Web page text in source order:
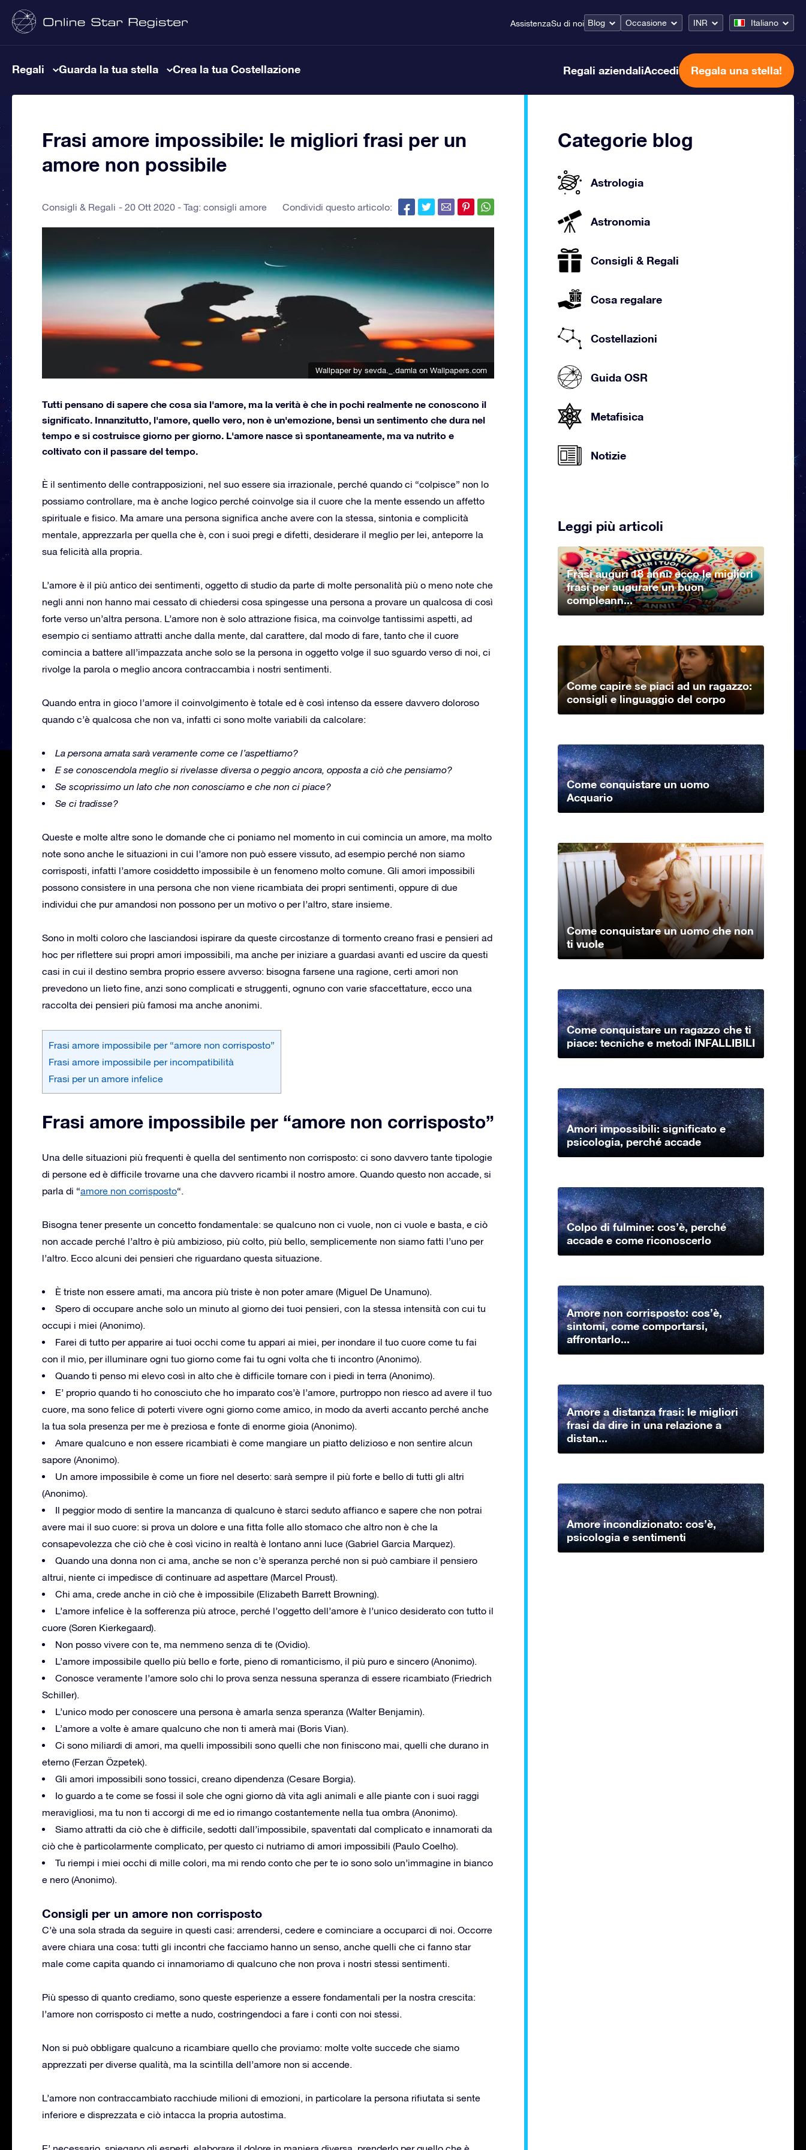
AssistenzaSu di noi Blog Occasione INR Italiano
Regali Guarda la tua stella Crea la tua Costellazione Regali aziendaliAccedi Regala una stella!
Frasi amore impossibile: le migliori frasi per un
amore non possibile
Consigli & Regali 20 Ott 2020 - Tag: consigli amore Condividi questo articolo:
Wallpaper by sevda._.damla on Wallpapers.com
Tutti pensano di sapere che cosa sia l'amore, ma la verità è che in pochi realmente ne conoscono il
significato. Innanzitutto, l'amore, quello vero, non è un'emozione, bensì un sentimento che dura nel
tempo e si costruisce giorno per giorno. L'amore nasce sì spontaneamente, ma va nutrito e
coltivato con il passare del tempo.
È il sentimento delle contrapposizioni, nel suo essere sia irrazionale, perché quando ci “colpisce” non lo
possiamo controllare, ma è anche logico perché coinvolge sia il cuore che la mente essendo un affetto
spirituale e fisico. Ma amare una persona significa anche avere con la stessa, sintonia e complicità
mentale, apprezzarla per quella che è, con i suoi pregi e difetti, desiderare il meglio per lei, anteporre la
sua felicità alla propria.
L’amore è il più antico dei sentimenti, oggetto di studio da parte di molte personalità più o meno note che
negli anni non hanno mai cessato di chiedersi cosa spingesse una persona a provare un qualcosa di così
forte verso un’altra persona. L’amore non è solo attrazione fisica, ma coinvolge tantissimi aspetti, ad
esempio ci sentiamo attratti anche dalla mente, dal carattere, dal modo di fare, tanto che il cuore
comincia a battere all’impazzata anche solo se la persona in oggetto volge il suo sguardo verso di noi, ci
rivolge la parola o meglio ancora contraccambia i nostri sentimenti.
Quando entra in gioco l’amore il coinvolgimento è totale ed è così intenso da essere davvero doloroso
quando c’è qualcosa che non va, infatti ci sono molte variabili da calcolare:
La persona amata sarà veramente come ce l’aspettiamo?
E se conoscendola meglio si rivelasse diversa o peggio ancora, opposta a ciò che pensiamo?
Se scoprissimo un lato che non conosciamo e che non ci piace?
Se ci tradisse?
Queste e molte altre sono le domande che ci poniamo nel momento in cui comincia un amore, ma molto
note sono anche le situazioni in cui l’amore non può essere vissuto, ad esempio perché non siamo
corrisposti, infatti l’amore cosiddetto impossibile è un fenomeno molto comune. Gli amori impossibili
possono consistere in una persona che non viene ricambiata dei propri sentimenti, oppure di due
individui che pur amandosi non possono per un motivo o per l’altro, stare insieme.
Sono in molti coloro che lasciandosi ispirare da queste circostanze di tormento creano frasi e pensieri ad
hoc per riflettere sui propri amori impossibili, ma anche per iniziare a guardasi avanti ed uscire da questi
casi in cui il destino sembra proprio essere avverso: bisogna farsene una ragione, certi amori non
prevedono un lieto fine, anzi sono complicati e struggenti, ognuno con varie sfaccettature, ecco una
raccolta dei pensieri più famosi ma anche anonimi.
Frasi amore impossibile per “amore non corrisposto”
Frasi amore impossibile per incompatibilità
Frasi per un amore infelice
Frasi amore impossibile per “amore non corrisposto”
Una delle situazioni più frequenti è quella del sentimento non corrisposto: ci sono davvero tante tipologie
di persone ed è difficile trovarne una che davvero ricambi il nostro amore. Quando questo non accade, si
parla di “amore non corrisposto“.
Bisogna tener presente un concetto fondamentale: se qualcuno non ci vuole, non ci vuole e basta, e ciò
non accade perché l’altro è più ambizioso, più colto, più bello, semplicemente non siamo fatti l’uno per
l’altro. Ecco alcuni dei pensieri che riguardano questa situazione.
È triste non essere amati, ma ancora più triste è non poter amare (Miguel De Unamuno).
Spero di occupare anche solo un minuto al giorno dei tuoi pensieri, con la stessa intensità con cui tu
occupi i miei (Anonimo).
Farei di tutto per apparire ai tuoi occhi come tu appari ai miei, per inondare il tuo cuore come tu fai
con il mio, per illuminare ogni tuo giorno come fai tu ogni volta che ti incontro (Anonimo).
Quando ti penso mi elevo così in alto che è difficile tornare con i piedi in terra (Anonimo).
E’ proprio quando ti ho conosciuto che ho imparato cos’è l’amore, purtroppo non riesco ad avere il tuo
cuore, ma sono felice di poterti vivere ogni giorno come amico, in modo da averti accanto perché anche
la tua sola presenza per me è preziosa e fonte di enorme gioia (Anonimo).
Amare qualcuno e non essere ricambiati è come mangiare un piatto delizioso e non sentire alcun
sapore (Anonimo).
Un amore impossibile è come un fiore nel deserto: sarà sempre il più forte e bello di tutti gli altri
(Anonimo).
Il peggior modo di sentire la mancanza di qualcuno è starci seduto affianco e sapere che non potrai
avere mai il suo cuore: si prova un dolore e una fitta folle allo stomaco che altro non è che la
consapevolezza che ciò che è così vicino in realtà è lontano anni luce (Gabriel Garcia Marquez).
Quando una donna non ci ama, anche se non c’è speranza perché non si può cambiare il pensiero
altrui, niente ci impedisce di continuare ad aspettare (Marcel Proust).
Chi ama, crede anche in ciò che è impossibile (Elizabeth Barrett Browning).
L’amore infelice è la sofferenza più atroce, perché l’oggetto dell’amore è l’unico desiderato con tutto il
cuore (Søren Kierkegaard).
Non posso vivere con te, ma nemmeno senza di te (Ovidio).
L’amore impossibile quello più bello e forte, pieno di romanticismo, il più puro e sincero (Anonimo).
Conosce veramente l’amore solo chi lo prova senza nessuna speranza di essere ricambiato (Friedrich
Schiller).
L’unico modo per conoscere una persona è amarla senza speranza (Walter Benjamin).
L’amore a volte è amare qualcuno che non ti amerà mai (Boris Vian).
Ci sono miliardi di amori, ma quelli impossibili sono quelli che non finiscono mai, quelli che durano in
eterno (Ferzan Özpetek).
Gli amori impossibili sono tossici, creano dipendenza (Cesare Borgia).
Io guardo a te come se fossi il sole che ogni giorno dà vita agli animali e alle piante con i suoi raggi
meravigliosi, ma tu non ti accorgi di me ed io rimango costantemente nella tua ombra (Anonimo).
Siamo attratti da ciò che è difficile, sedotti dall’impossibile, spaventati dal complicato e innamorati da
ciò che è particolarmente complicato, per questo ci nutriamo di amori impossibili (Paulo Coelho).
Tu riempi i miei occhi di mille colori, ma mi rendo conto che per te io sono solo un’immagine in bianco
e nero (Anonimo).
Consigli per un amore non corrisposto
C’è una sola strada da seguire in questi casi: arrendersi, cedere e cominciare a occuparci di noi. Occorre
avere chiara una cosa: tutti gli incontri che facciamo hanno un senso, anche quelli che ci fanno star
male come capita quando ci innamoriamo di qualcuno che non prova i nostri stessi sentimenti.
Più spesso di quanto crediamo, sono queste esperienze a essere fondamentali per la nostra crescita:
l’amore non corrisposto ci mette a nudo, costringendoci a fare i conti con noi stessi.
Non si può obbligare qualcuno a ricambiare quello che proviamo: molte volte succede che siamo
apprezzati per diverse qualità, ma la scintilla dell’amore non si accende.
L’amore non contraccambiato racchiude milioni di emozioni, in particolare la persona rifiutata si sente
inferiore e disprezzata e ciò intacca la propria autostima.
Categorie blog
Astrologia
Astronomia
Consigli & Regali
Cosa regalare
Costellazioni
Guida OSR
Metafisica
Notizie
Leggi più articoli
Frasi auguri 18 anni: ecco le migliori
frasi per augurare un buon
compleann...
Come capire se piaci ad un ragazzo:
consigli e linguaggio del corpo
Come conquistare un uomo
Acquario
Come conquistare un uomo che non
ti vuole
Come conquistare un ragazzo che ti
piace: tecniche e metodi INFALLIBILI
Amori impossibili: significato e
psicologia, perché accade
Colpo di fulmine: cos’è, perché
accade e come riconoscerlo
Amore non corrisposto: cos’è,
sintomi, come comportarsi,
affrontarlo...
Amore a distanza frasi: le migliori
frasi da dire in una relazione a
distan...
Amore incondizionato: cos’è,
psicologia e sentimenti